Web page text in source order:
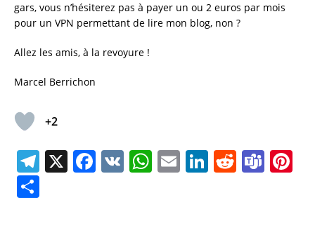
gars, vous n’hésiterez pas à payer un ou 2 euros par mois
pour un VPN permettant de lire mon blog, non ?
Allez les amis, à la revoyure !
Marcel Berrichon
+2
T X F V W E Li R T